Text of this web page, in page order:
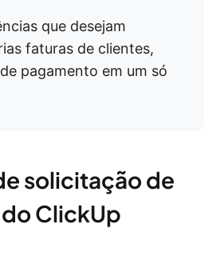
que desejam
faturas de clientes,
pagamento em um só
solicitação de
ClickUp